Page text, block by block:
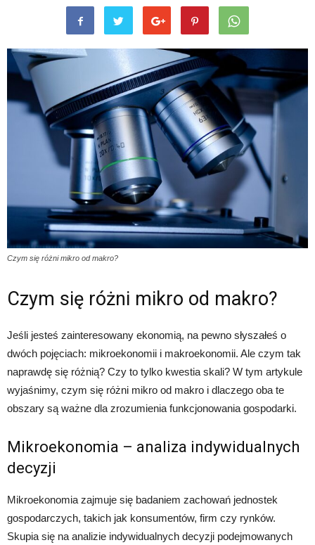
Czym się różni mikro od makro?
Czym się różni mikro od makro?
Jeśli jesteś zainteresowany ekonomią, na pewno słyszałeś o
dwóch pojęciach: mikroekonomii i makroekonomii. Ale czym tak
naprawdę się różnią? Czy to tylko kwestia skali? W tym artykule
wyjaśnimy, czym się różni mikro od makro i dlaczego oba te
obszary są ważne dla zrozumienia funkcjonowania gospodarki.
Mikroekonomia – analiza indywidualnych
decyzji
Mikroekonomia zajmuje się badaniem zachowań jednostek
gospodarczych, takich jak konsumentów, firm czy rynków.
Skupia się na analizie indywidualnych decyzji podejmowanych